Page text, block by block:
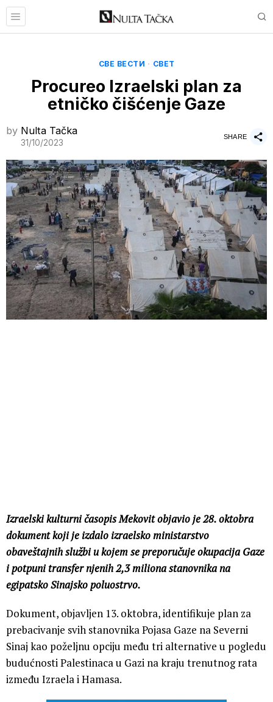
СВЕ ВЕСТИ · СВЕТ
Procureo Izraelski plan za
etničko čišćenje Gaze
by Nulta Tačka
31/10/2023
SHARE
Izraelski kulturni časopis Mekovit objavio je 28. oktobra
dokument koji je izdalo izraelsko ministarstvo
obaveštajnih službi u kojem se preporučuje okupacija Gaze
i potpuni transfer njenih 2,3 miliona stanovnika na
egipatsko Sinajsko poluostrvo.
Dokument, objavljen 13. oktobra, identifikuje plan za
prebacivanje svih stanovnika Pojasa Gaze na Severni
Sinaj kao poželjnu opciju među tri alternative u pogledu
budućnosti Palestinaca u Gazi na kraju trenutnog rata
između Izraela i Hamasa.